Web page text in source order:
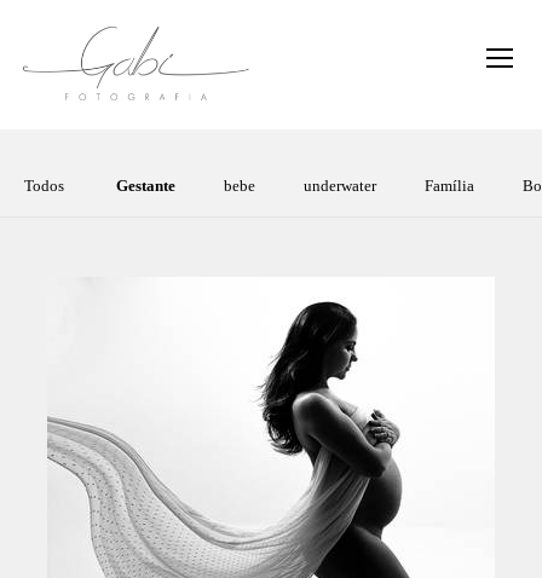
Todos Gestante bebe underwater Família